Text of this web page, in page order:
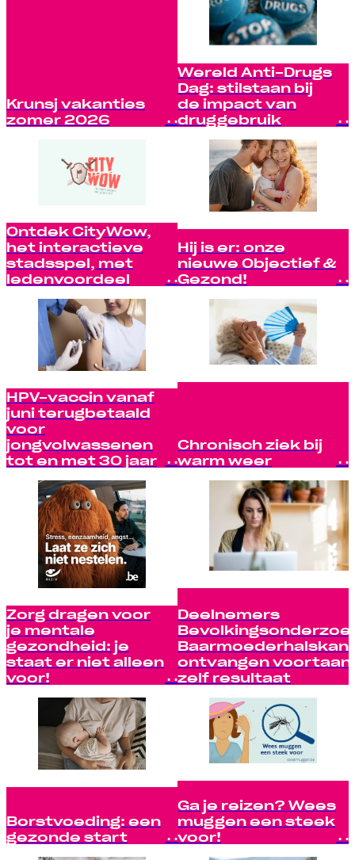
Krunsj vakanties
zomer 2026
Wereld Anti-Drugs
Dag: stilstaan bij
de impact van
druggebruik
Ontdek CityWow,
het interactieve
stadsspel, met
ledenvoordeel
Hij is er: onze
nieuwe Objectief &
Gezond!
HPV-vaccin vanaf
juni terugbetaald
voor
jongvolwassenen
tot en met 30 jaar
Chronisch ziek bij
warm weer
Zorg dragen voor
je mentale
gezondheid: je
staat er niet alleen
voor!
Deelnemers
ontvangen voortaan
zelf resultaat
Borstvoeding: een
gezonde start
Ga je reizen? Wees
muggen een steek
voor!